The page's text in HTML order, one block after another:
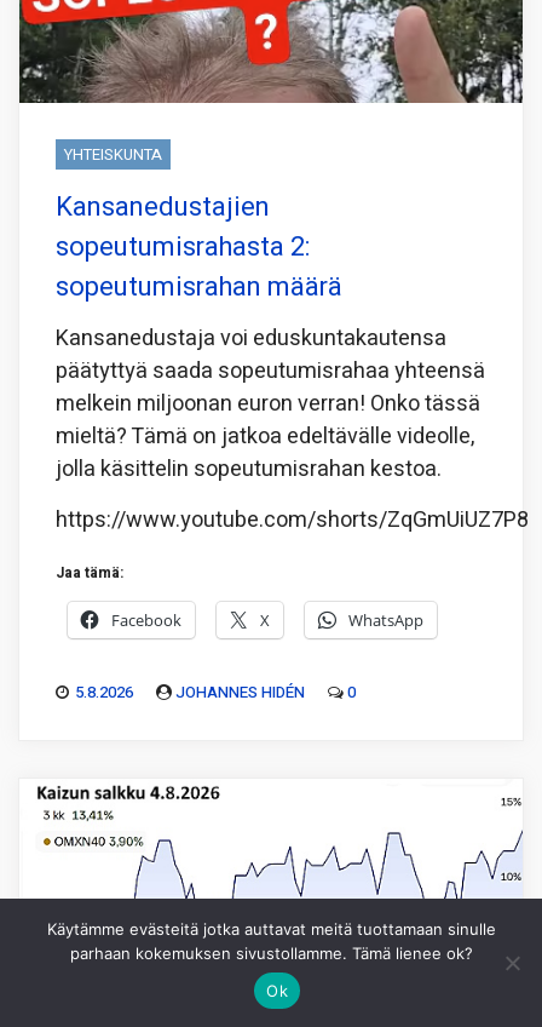
YHTEISKUNTA
Kansanedustajien
sopeutumisrahasta 2:
sopeutumisrahan määrä
Kansanedustaja voi eduskuntakautensa
päätyttyä saada sopeutumisrahaa yhteensä
melkein miljoonan euron verran! Onko tässä
mieltä? Tämä on jatkoa edeltävälle videolle,
jolla käsittelin sopeutumisrahan kestoa.
https://www.youtube.com/shorts/ZqGmUiUZ7P8
Jaa tämä:
Facebook X WhatsApp
5.8.2026 JOHANNES HIDÉN 0
Käytämme evästeitä jotka auttavat meitä tuottamaan sinulle
parhaan kokemuksen sivustollamme. Tämä lienee ok?
Ok